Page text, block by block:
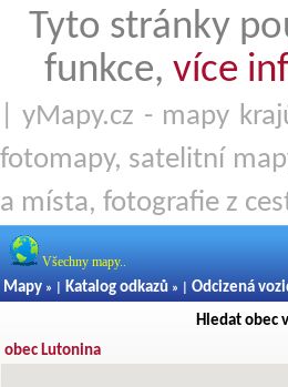
Tyto stránky
funkce, více
| yMapy.cz - mapy
fotomapy, satelitní
a místa, fotografie z
Všechny mapy..
Mapy » | Katalog odkazů » | Odcizená
Hledat obec
obec Lutonina